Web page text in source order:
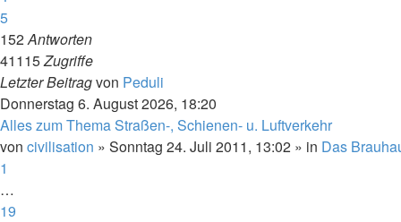
5
152Antworten
41115Zugriffe
Letzter Beitragvon Peduli
Donnerstag 6. August 2026, 18:20
Alles zum Thema Straßen-, Schienen- u. Luftverkehr
von civilisation » Sonntag 24. Juli 2011, 13:02 » in Das
1
…
19